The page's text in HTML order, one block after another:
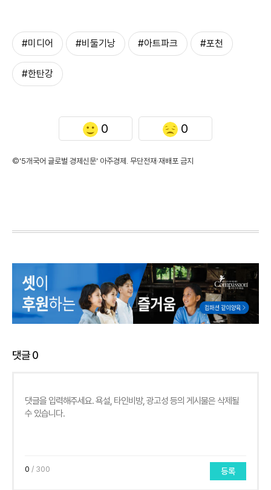
#미디어 #비둘기낭 #아트파크 #포천
#한탄강
0 0
©'5개국어 글로벌 경제신문' 아주경제. 무단전재·재배포 금지
댓글0
0 / 300 등록